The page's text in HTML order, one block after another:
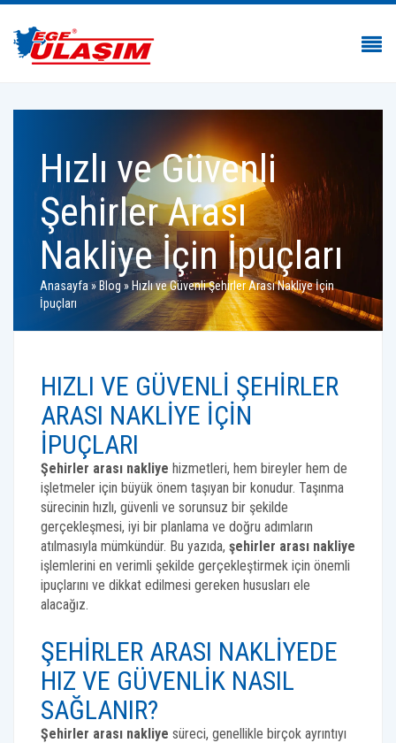
Hızlı ve Güvenli
Şehirler Arası
Nakliye İçin İpuçları
Anasayfa»Blog »Hızlı ve Güvenli Şehirler Arası Nakliye İçin
İpuçları
HIZLI VE GÜVENLI ŞEHIRLER
ARASI NAKLIYE İÇIN
İPUÇLARI
Şehirler arası nakliye hizmetleri, hem bireyler hem de
işletmeler için büyük önem taşıyan bir konudur. Taşınma
sürecinin hızlı, güvenli ve sorunsuz bir şekilde
gerçekleşmesi, iyi bir planlama ve doğru adımların
atılmasıyla mümkündür. Bu yazıda, şehirler arası nakliye
işlemlerini en verimli şekilde gerçekleştirmek için önemli
ipuçlarını ve dikkat edilmesi gereken hususları ele
alacağız.
ŞEHIRLER ARASI NAKLIYEDE
HIZ VE GÜVENLIK NASIL
SAĞLANIR?
Şehirler arası nakliye süreci, genellikle birçok ayrıntıyı